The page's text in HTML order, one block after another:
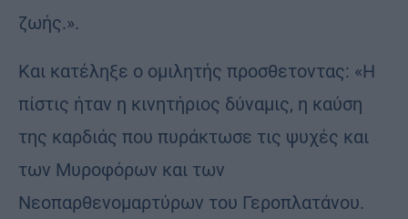
ζωής.».
Και κατέληξε ο ομιλητής προσθετοντας: «Η
πίστις ήταν η κινητήριος δύναμις, η καύση
της καρδιάς που πυράκτωσε τις ψυχές και
των Μυροφόρων και των
Νεοπαρθενομαρτύρων του Γεροπλατάνου.